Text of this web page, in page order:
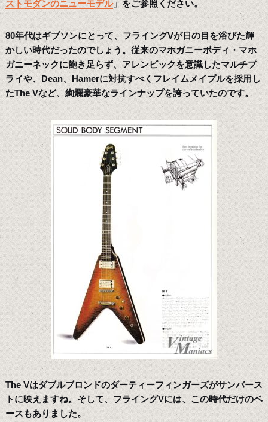
ストモダンのニューモデル」をご参照ください。
80年代はギブソンにとって、フライングVが日の目を浴びた輝
かしい時代だったのでしょう。従来のマホガニーボディ・マホ
ガニーネックに飽き足らず、アレンビックを意識したマルチプ
ライや、Dean、Hamerに対抗すべくフレイムメイプルを採用し
たThe Vなど、絢爛豪華なラインナップを誇っていたのです。
The Vはダブルブロンドのダーティーフィンガーズがサンバース
トに映えますね。そして、フライングVには、この時代だけのベ
ースもありました。